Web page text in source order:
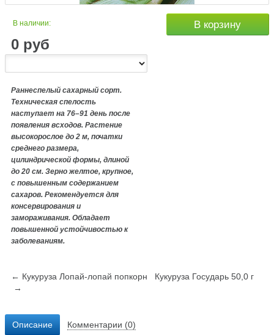
В наличии:
0 руб
Раннеспелый сахарный сорт.
Техническая спелость
наступает на 76–91 день после
появления всходов. Растение
высокорослое до 2 м, початки
среднего размера,
цилиндрической формы, длиной
до 20 см. Зерно желтое, крупное,
с повышенным содержанием
сахаров. Рекомендуется для
консервирования и
замораживания. Обладает
повышенной устойчивостью к
заболеваниям.
В корзину
← Кукуруза Лопай-лопай попкорн
Кукуруза Государь 50,0 г
→
Описание Комментарии (0)